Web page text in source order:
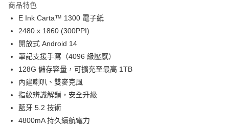
3.實際核准額度、可分期數及費用金額請依後續交易確認頁面所載為準。
4.訂單成立30分鐘內，如未前往確認交易或遇審核未通過，訂單將自動取
法說明評估內容。
【繳款方式說明】
1.分期款項不併入電信帳單，「大哥付你分期」於每月結算日後寄送繳費提
2.透過簡訊連結打開帳單後，可選擇「超商條碼／台灣大直營門市／銀行轉
帳／街口支付／iPASS MONEY」等通路繳費。
【注意事項】
1.本服務係由「台灣大哥大股份有限公司」（以下簡稱本公司）所提供，讓
用戶於交易時，得透過本服務購買商品或服務，並由商店將買賣／分期付款
7-11取貨(快速到店)
每筆NT$100，滿NT$1,000(含以上)免運費
每筆NT$80，滿NT$490(含以上)免運費
離島郵局
每筆NT$100，滿NT$1,500(含以上)免運費
商品特色
E Ink Carta™ 1300 電子紙
2480 x 1860 (300PPI)
開放式 Android 14
筆記支援手寫（4096 級壓感）
128G 儲存容量，可擴充至最高 1TB
內建喇叭、雙麥克風
指紋辨識解鎖，安全升級
藍牙 5.2 技術
4800mA 持久續航電力